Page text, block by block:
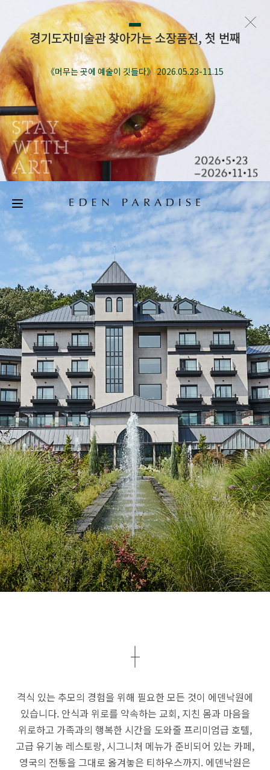
경기도자미술관 찾아가는 소장품전, 첫 번째
《머무는 곳에 예술이 깃들다》 2026.05.23-11.15
격식 있는 추모의 경험을 위해 필요한 모든 것이 에덴낙원에
있습니다. 안식과 위로를 약속하는 교회, 지친 몸과 마음을
위로하고 가족과의 행복한 시간을 도와줄 프리미엄급 호텔,
고급 유기농 레스토랑, 시그니처 메뉴가 준비되어 있는 카페,
영국의 전통을 그대로 옮겨놓은 티하우스까지. 에덴낙원은